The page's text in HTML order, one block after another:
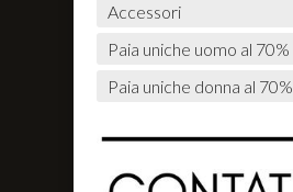
Accessori
Paia uniche uomo al 70%
Paia uniche donna al 70%